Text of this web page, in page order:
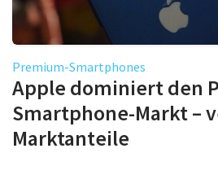
Premium-Smartphones
Apple dominiert den
Smartphone-Markt –
Marktanteile